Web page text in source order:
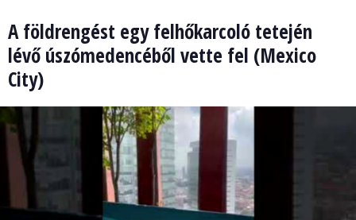
A földrengést egy felhőkarcoló tetején
lévő úszómedencéből vette fel (Mexico
City)